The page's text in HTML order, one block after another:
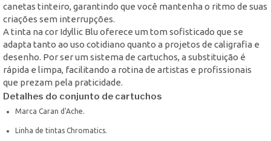
canetas tinteiro, garantindo que você mantenha o ritmo de suas
criações sem interrupções.
A tinta na cor Idyllic Blu oferece um tom sofisticado que se
adapta tanto ao uso cotidiano quanto a projetos de caligrafia e
desenho. Por ser um sistema de cartuchos, a substituição é
rápida e limpa, facilitando a rotina de artistas e profissionais
que prezam pela praticidade.
Detalhes do conjunto de cartuchos
Marca Caran d'Ache.
Linha de tintas Chromatics.